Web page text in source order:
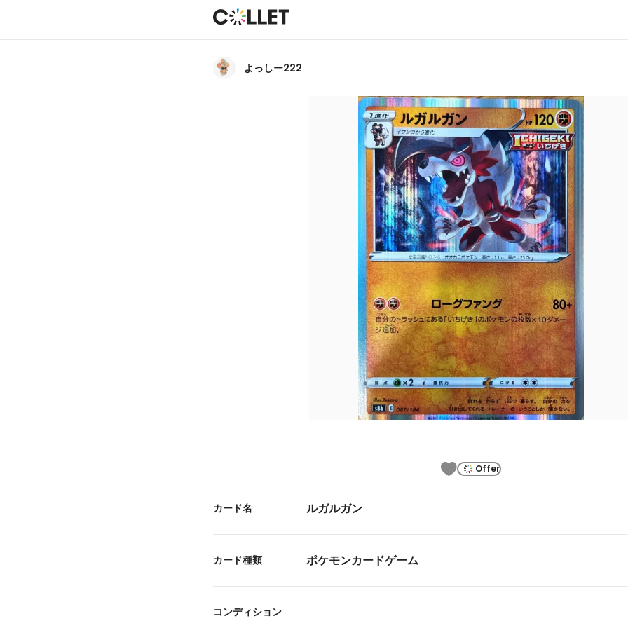
よっしー222
Offer
カード名 ルガルガン
カード種類 ポケモンカードゲーム
コンディション